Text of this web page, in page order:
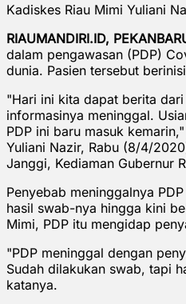
Kadiskes Riau Mimi Yuliani
RIAUMANDIRI.ID,
dalam pengawasan (PDP)
dunia. Pasien tersebut
"Hari ini kita dapat berita
informasinya meninggal.
PDP ini baru masuk
Yuliani Nazir, Rabu (8/4/
Janggi, Kediaman Gubernur
Penyebab meninggalnya
hasil swab-nya hingga kini
Mimi, PDP itu mengidap
"PDP meninggal dengan
Sudah dilakukan swab, tapi
katanya.